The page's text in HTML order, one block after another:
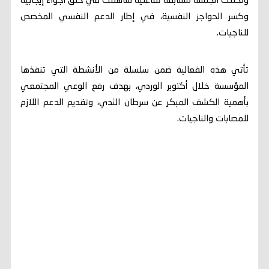
وكسر الحواجز النفسية، في إطار الدعم النفسي المخصص
للناجيات.
تأتي هذه الفعالية ضمن سلسلة من الأنشطة التي تنفذها
المؤسسة خلال أكتوبر الوردي، بهدف رفع الوعي المجتمعي
بأهمية الكشف المبكر عن سرطان الثدي، وتقديم الدعم اللازم
للمصابات والناجيات.